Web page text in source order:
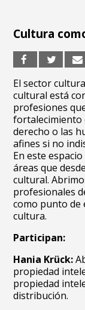
Cultura
El sector
cultural está
profesiones
fortalecimiento
derecho o las
afines si no
En este
áreas que
cultural. A
profesionales
como punto de
cultura.
Participan:
Hania Krück:
propiedad
propiedad
distribución.